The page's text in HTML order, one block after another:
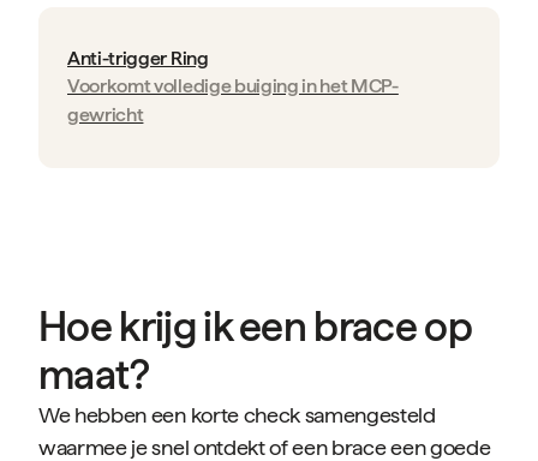
Anti-trigger Ring
Voorkomt volledige buiging in het MCP-
gewricht
Hoe krijg ik een brace op
maat?
We hebben een korte check samengesteld
waarmee je snel ontdekt of een brace een goede